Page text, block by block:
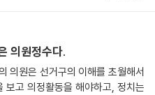
(서문중에서)
의원정수다.
의원은 선거구의 이해를 초월해서
고 의정활동을 해야하고, 정치는